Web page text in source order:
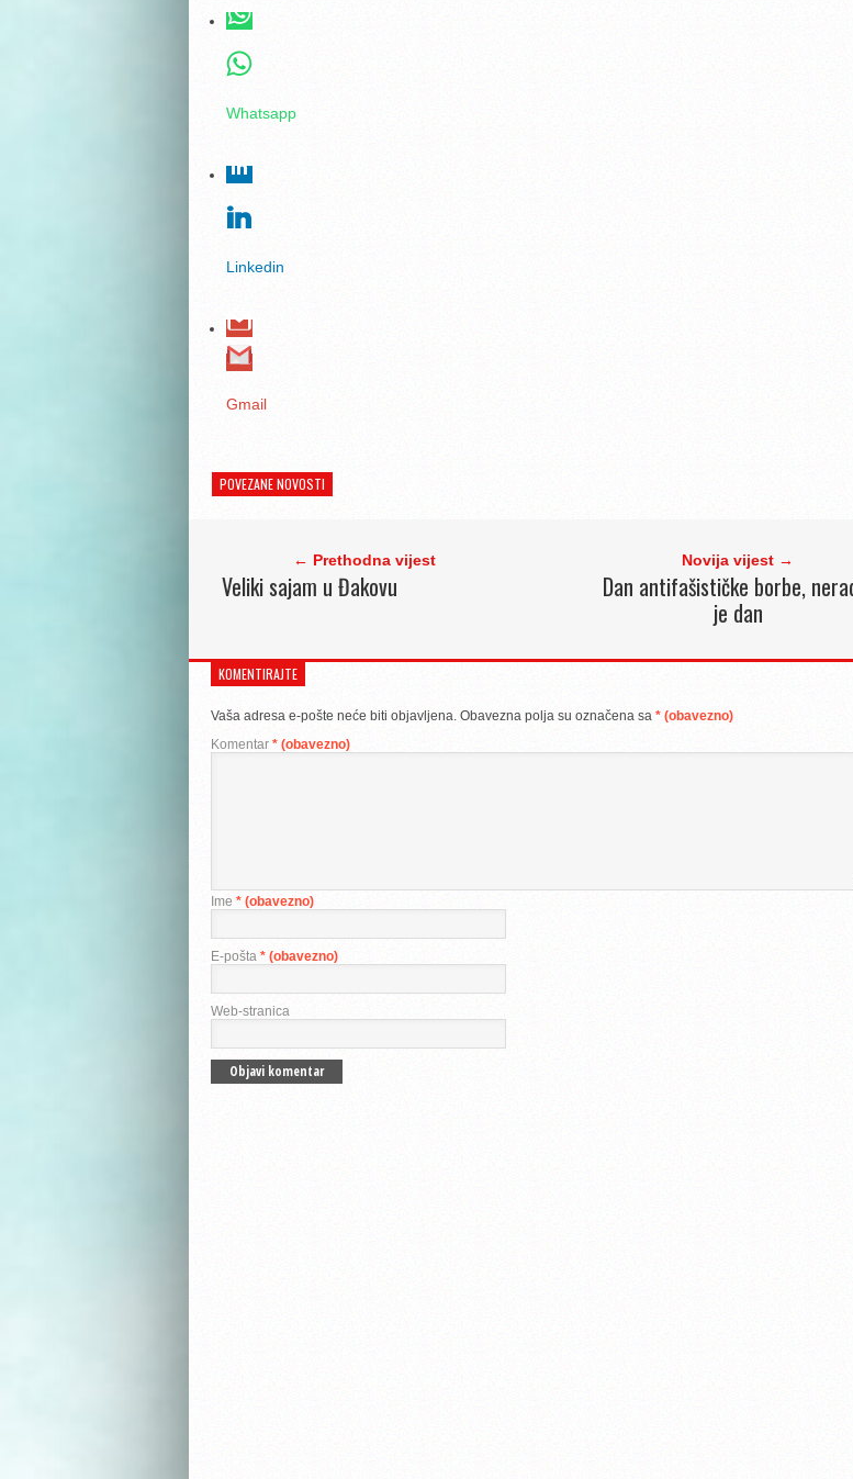
Whatsapp
Linkedin
Gmail
POVEZANE NOVOSTI
← Prethodna vijest
Veliki sajam u Đakovu
Novija vijest →
Dan antifašističke borbe,
je dan
KOMENTIRAJTE
Vaša adresa e-pošte neće biti objavljena. Obavezna polja su označena sa * (obavezno)
Komentar * (obavezno)
Ime * (obavezno)
E-pošta * (obavezno)
Web-stranica